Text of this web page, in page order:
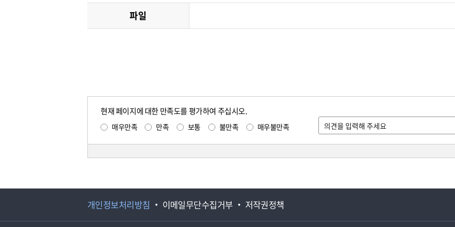
파일
현재 페이지에 대한 만족도를 평가하여 주십시오.
매우만족 만족 보통 불만족 매우불만족
개인정보처리방침 이메일무단수집거부 저작권정책